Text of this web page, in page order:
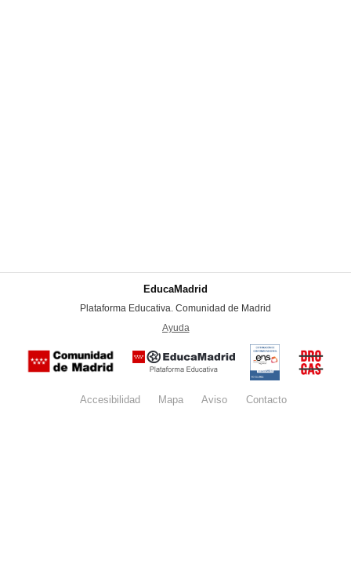
EducaMadrid
Plataforma Educativa. Comunidad de Madrid
Ayuda
Certificación
conformidad
con el
Nacional de
Seguridad
del
Accesibilidad Mapa Aviso legalContacto